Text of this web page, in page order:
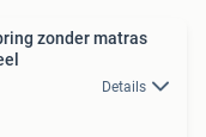
zonder matras
Details